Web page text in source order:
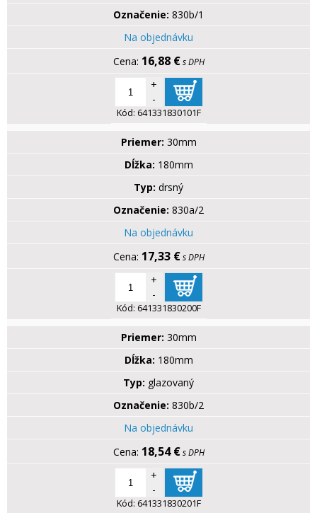
Označenie: 830b/1
Na objednávku
16,88 € s DPH
+
-
Kód: 641331830101F
Priemer: 30mm
Dĺžka: 180mm
Typ: drsný
Označenie: 830a/2
Na objednávku
17,33 € s DPH
+
-
Kód: 641331830200F
Priemer: 30mm
Dĺžka: 180mm
Typ: glazovaný
Označenie: 830b/2
Na objednávku
18,54 € s DPH
+
-
Kód: 641331830201F